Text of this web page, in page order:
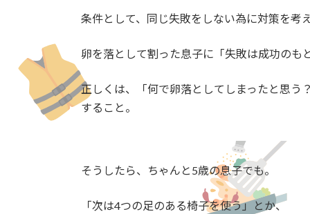
条件として、同じ失敗をしない為に対策を考
卵を落として割った息子に「失敗は成功のも
正しくは、「何で卵落としてしまったと思う
すること。
そうしたら、ちゃんと5歳の息子でも。
「次は4つの足のある椅子を使う」とか、